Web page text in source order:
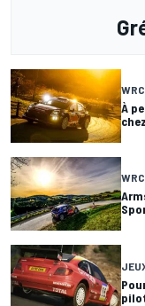
WRC
À
WRC